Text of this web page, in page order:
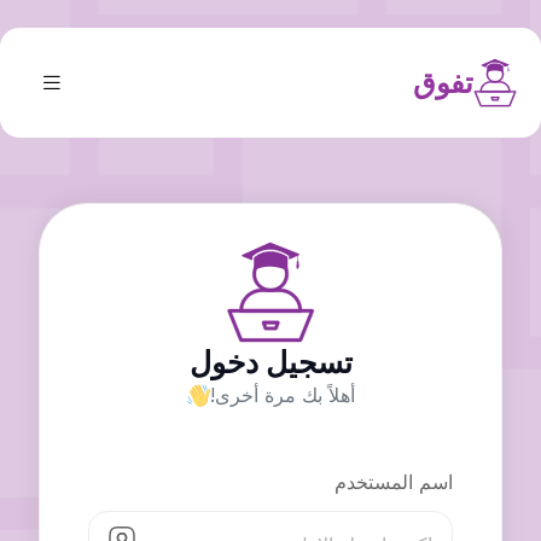
تفوق
تسجيل دخول
أهلاً بك مرة أخرى!
اسم المستخدم